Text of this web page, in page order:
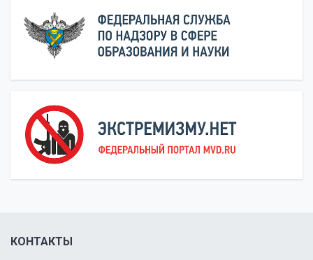
КОНТАКТЫ